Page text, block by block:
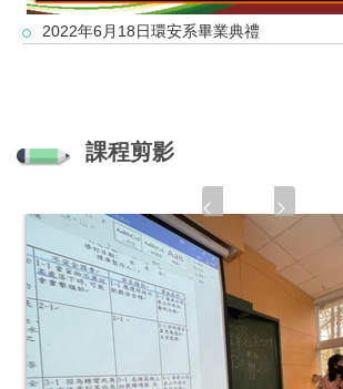
2022年6月18日環安系畢業典禮
課程剪影